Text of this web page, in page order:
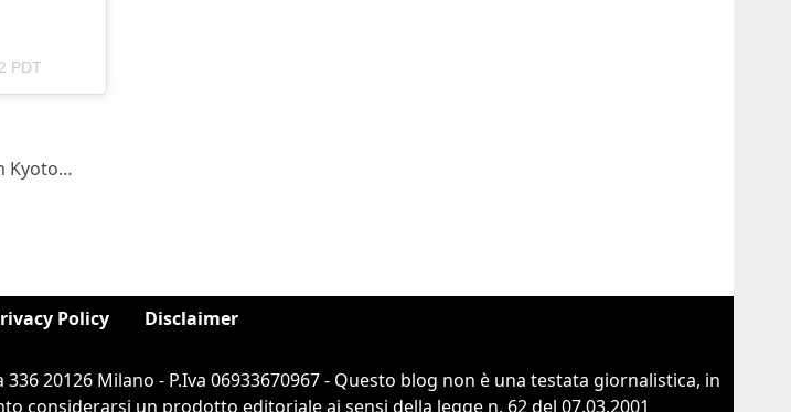
PDT
Kyoto…
Policy Disclaimer
20126 Milano - P.Iva 06933670967 - Questo blog non è una testata giornalistica, in
considerarsi un prodotto editoriale ai sensi della legge n. 62 del 07.03.2001